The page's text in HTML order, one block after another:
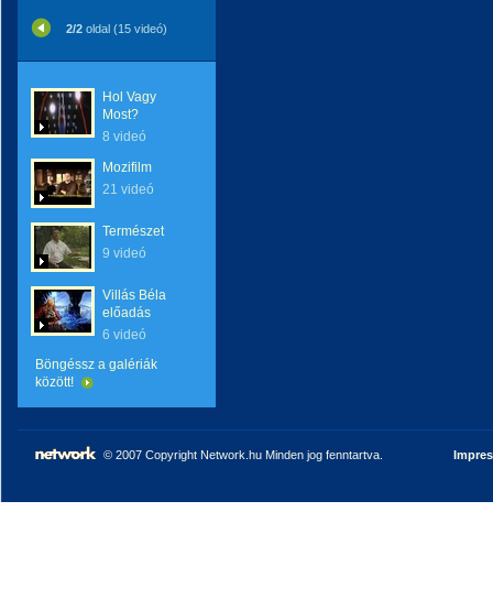
2/2 oldal (15 videó)
Hol Vagy
Most?
8 videó
Mozifilm
21 videó
Természet
9 videó
Villás Béla
előadás
6 videó
Böngéssz a galériák
között!
© 2007 Copyright Network.hu Minden jog fenntartva.